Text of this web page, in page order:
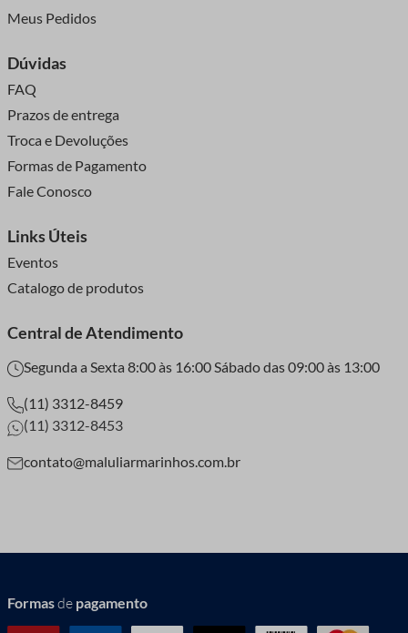
Meus Pedidos
Dúvidas
FAQ
Prazos de entrega
Troca e Devoluções
Formas de Pagamento
Fale Conosco
Links Úteis
Eventos
Catalogo de produtos
Central de Atendimento
Segunda a Sexta 8:00 às 16:00 Sábado das 09:00 às 13:00
(11) 3312-8459
(11) 3312-8453
contato@maluliarmarinhos.com.br
Formasde pagamento